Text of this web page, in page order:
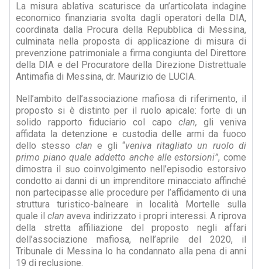
La misura ablativa scaturisce da un’articolata indagine
economico finanziaria svolta dagli operatori della DIA,
coordinata dalla Procura della Repubblica di Messina,
culminata nella proposta di applicazione di misura di
prevenzione patrimoniale a firma congiunta del Direttore
della DIA e del Procuratore della Direzione Distrettuale
Antimafia di Messina, dr. Maurizio de LUCIA.
Nell’ambito dell’associazione mafiosa di riferimento, il
proposto si è distinto per il ruolo apicale: forte di un
solido rapporto fiduciario col capo clan, gli veniva
affidata la detenzione e custodia delle armi da fuoco
dello stesso clan e gli “veniva ritagliato un ruolo di
primo piano quale addetto anche alle estorsioni”, come
dimostra il suo coinvolgimento nell’episodio estorsivo
condotto ai danni di un imprenditore minacciato affinché
non partecipasse alle procedure per l’affidamento di una
struttura turistico-balneare in località Mortelle sulla
quale il clan aveva indirizzato i propri interessi. A riprova
della stretta affiliazione del proposto negli affari
dell’associazione mafiosa, nell’aprile del 2020, il
Tribunale di Messina lo ha condannato alla pena di anni
19 di reclusione.